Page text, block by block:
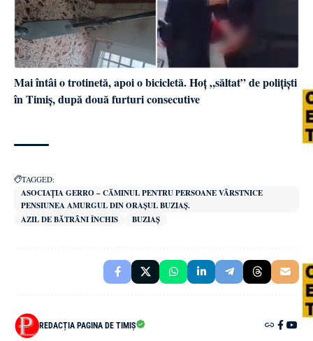
Mai întâi o trotinetă, apoi o bicicletă. Hoț „săltat” de polițiști
în Timiș, după două furturi consecutive
TAGGED:
ASOCIAȚIA GERRO – CĂMINUL PENTRU PERSOANE VÂRSTNICE
PENSIUNEA AMURGUL DIN ORAȘUL BUZIAȘ.
AZIL DE BĂTRÂNI ÎNCHIS
BUZIAȘ
REDACȚIA PAGINA DE TIMIȘ